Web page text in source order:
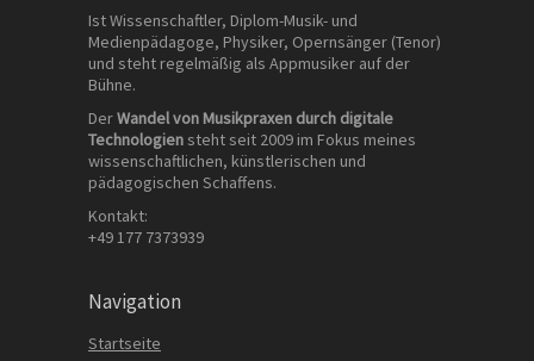
Ist Wissenschaftler, Diplom-Musik- und
Medienpädagoge, Physiker, Opernsänger (Tenor)
und steht regelmäßig als Appmusiker auf der
Bühne.
DerWandel von Musikpraxen durch digitale
Technologien steht seit 2009 im Fokus meines
wissenschaftlichen, künstlerischen und
pädagogischen Schaffens.
Kontakt:
+49 177 7373939
Navigation
Startseite